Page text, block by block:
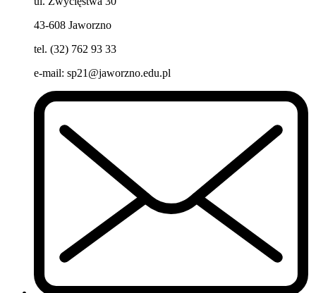
43-608 Jaworzno
tel. (32) 762 93 33
e-mail: sp21@jaworzno.edu.pl